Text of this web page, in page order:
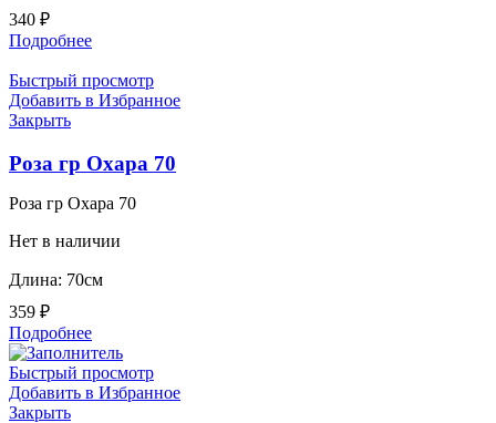
340 ₽
Подробнее
Быстрый просмотр
Добавить в Избранное
Закрыть
Роза гр Охара 70
Роза гр Охара 70
Нет в наличии
Длина: 70см
359 ₽
Подробнее
Быстрый просмотр
Добавить в Избранное
Закрыть